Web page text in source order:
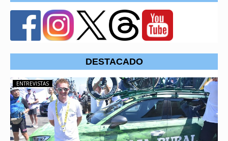
DESTACADO
ENTREVISTAS